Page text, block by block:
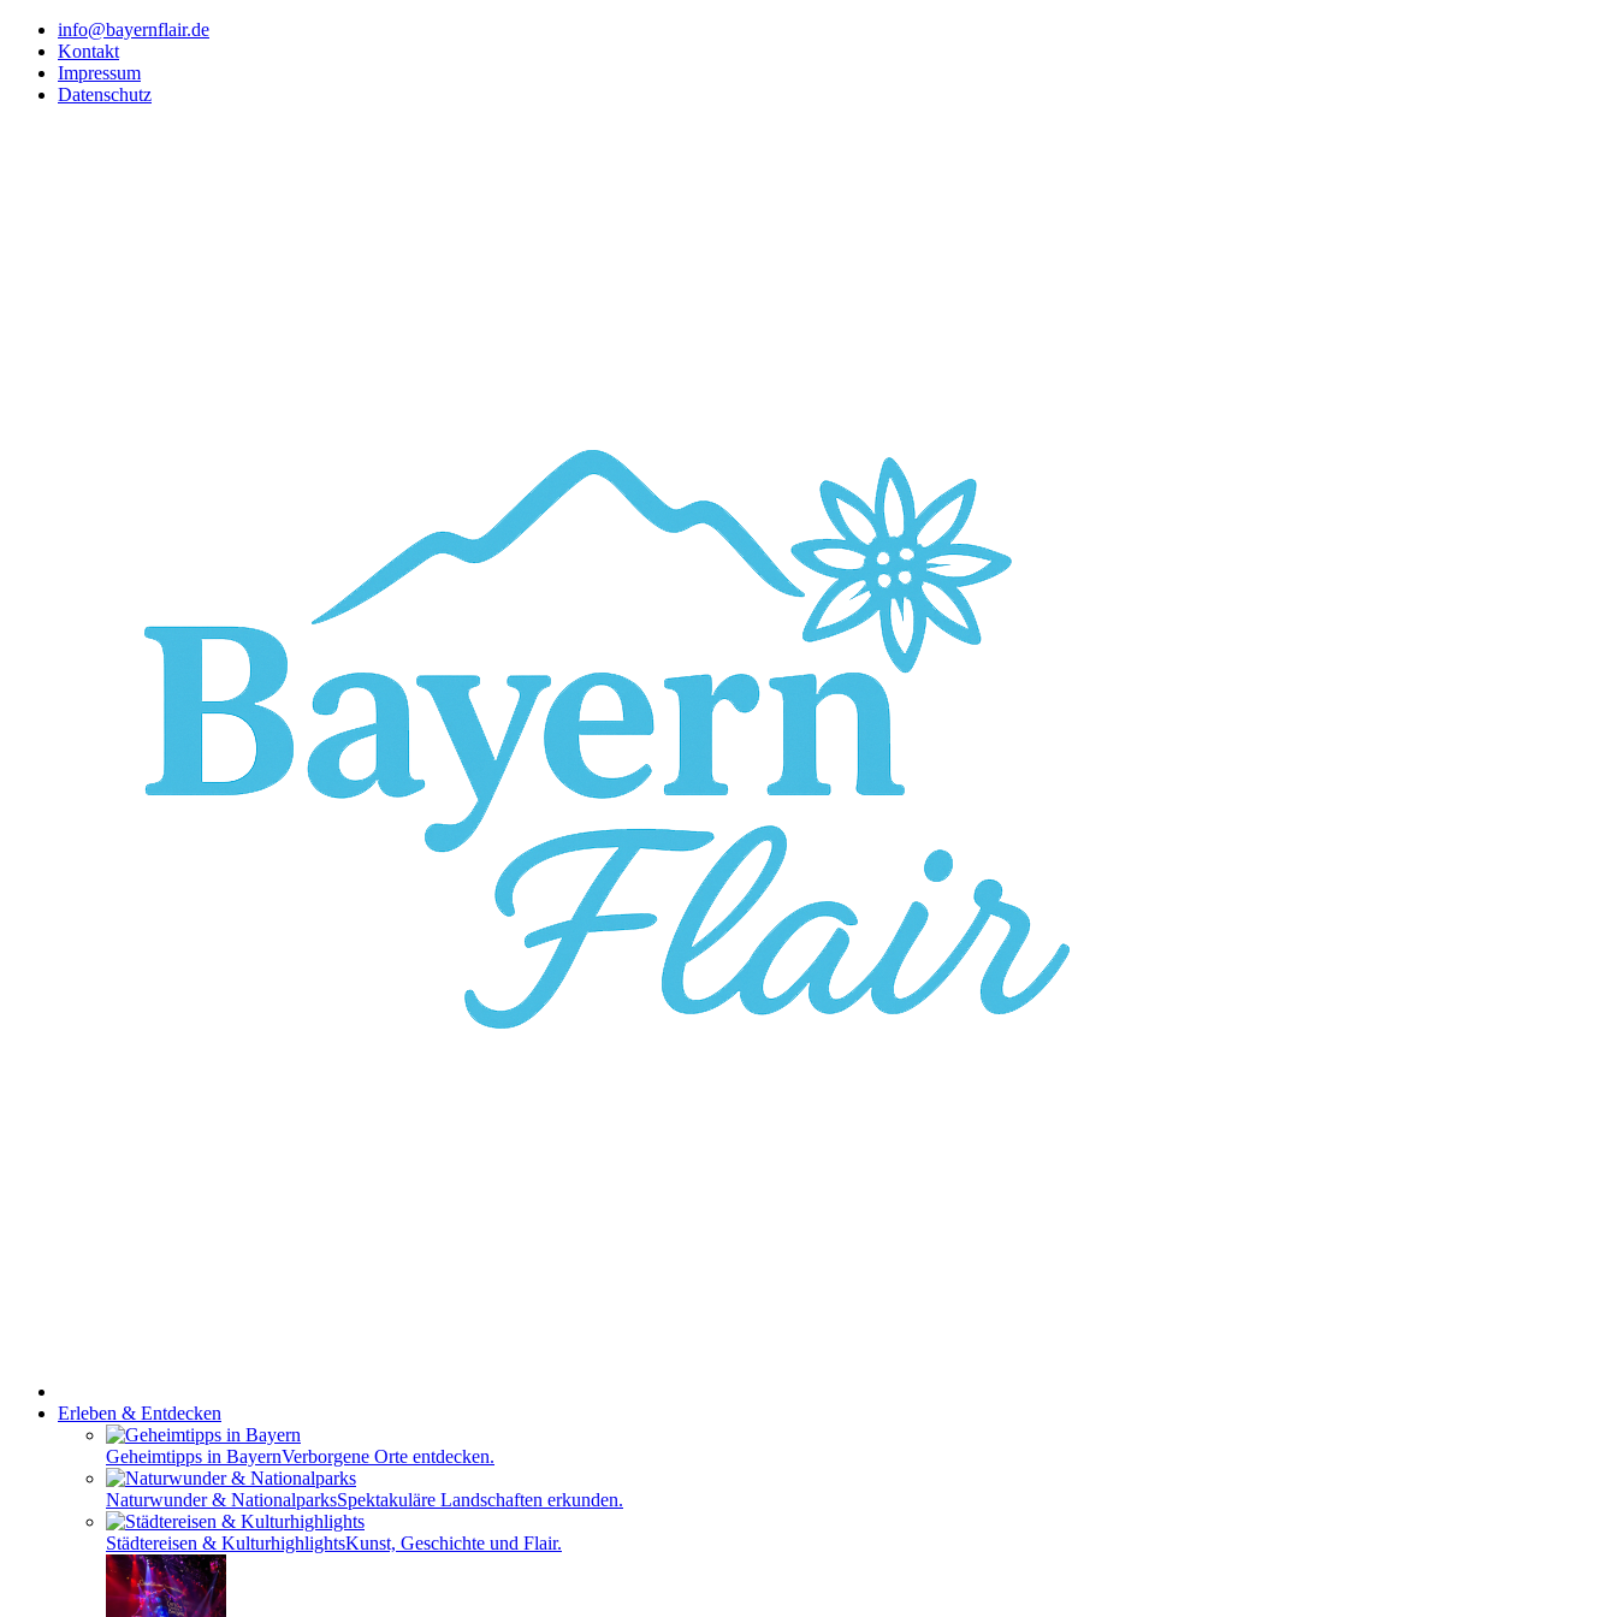
info@bayernflair.de
Kontakt
Impressum
Datenschutz
Erleben & Entdecken
Geheimtipps in BayernVerborgene Orte entdecken.
Naturwunder & NationalparksSpektakuläre Landschaften erkunden.
Städtereisen & KulturhighlightsKunst, Geschichte und Flair.